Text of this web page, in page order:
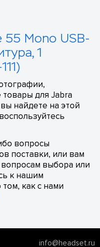
55 Mono USB-
1
для Jabra
найдете на этой
вопросы
поставки, или вам
вопросам выбора или
к нашим
как с нами
info@headset.ru